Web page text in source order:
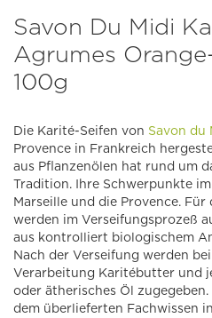
Savon Du Midi
Agrumes
100g
Die Karité-Seifen von Savon du
Provence in Frankreich
aus Pflanzenölen hat rund um
Tradition. Ihre Schwerpunkte
Marseille und die Provence.
werden im Verseifungsprozeß
aus kontrolliert biologischem
Nach der Verseifung werden
Verarbeitung Karitébutter und
oder ätherisches Öl
dem überlieferten Fachwissen